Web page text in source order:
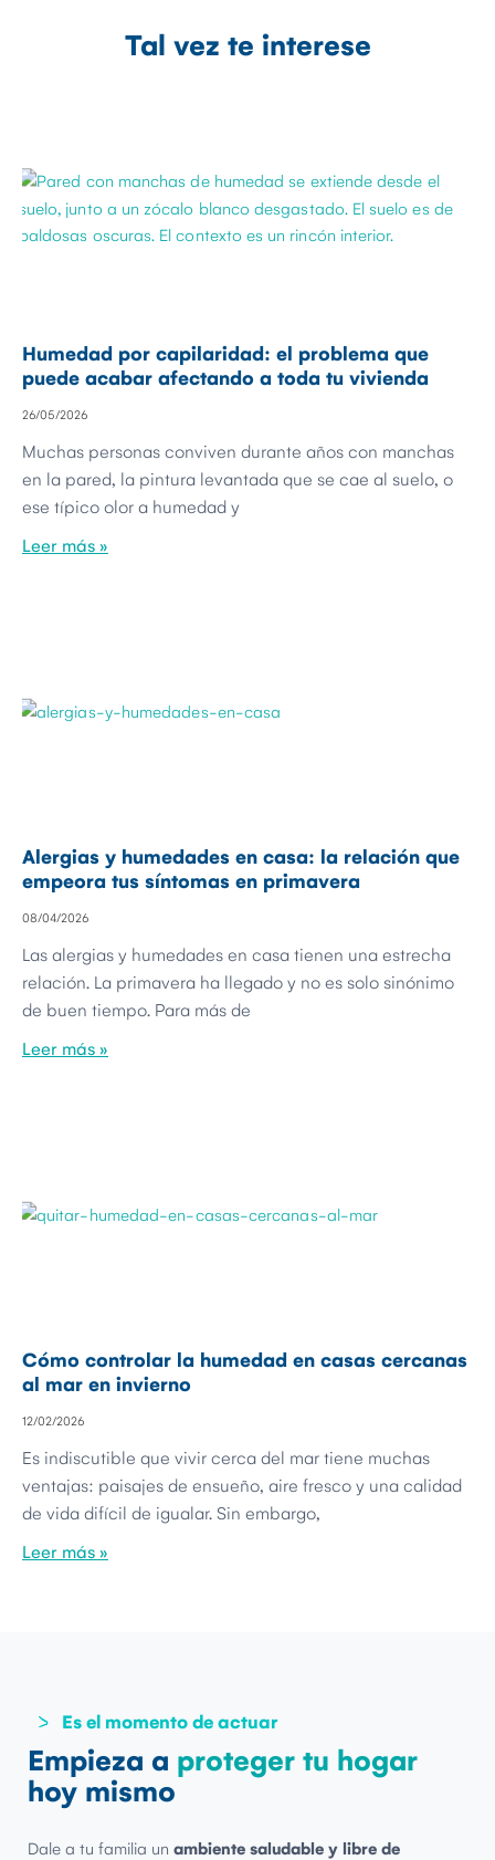
Tal vez te interese
Humedad por capilaridad: el problema que
puede acabar afectando a toda tu vivienda
26/05/2026
Muchas personas conviven durante años con manchas
en la pared, la pintura levantada que se cae al suelo, o
ese típico olor a humedad y
Leer más »
Alergias y humedades en casa: la relación que
empeora tus síntomas en primavera
08/04/2026
Las alergias y humedades en casa tienen una estrecha
relación. La primavera ha llegado y no es solo sinónimo
de buen tiempo. Para más de
Leer más »
Cómo controlar la humedad en casas cercanas
al mar en invierno
12/02/2026
Es indiscutible que vivir cerca del mar tiene muchas
ventajas: paisajes de ensueño, aire fresco y una calidad
de vida difícil de igualar. Sin embargo,
Leer más »
Es el momento de actuar
Empieza a proteger tu hogar
hoy mismo
Dale a tu familia un ambiente saludable y libre de